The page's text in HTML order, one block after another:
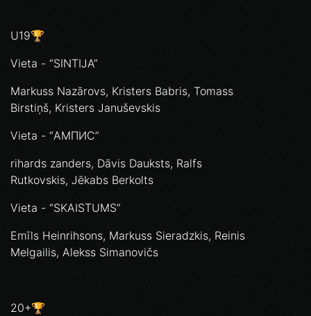
U19🏆
Vieta - “SINTIJA”
Markuss Nazārovs, Kristers Babris, Tomass
Birstiņš, Kristers Januševskis
Vieta - “АМПИС”
rihards zanders, Dāvis Dauksts, Ralfs
Rutkovskis, Jēkabs Berkolts
Vieta - “SKAISTUMS”
Emīls Heinrihsons, Markuss Sieradzkis, Reinis
Melgailis, Alekss Simanovičs
20+🏆